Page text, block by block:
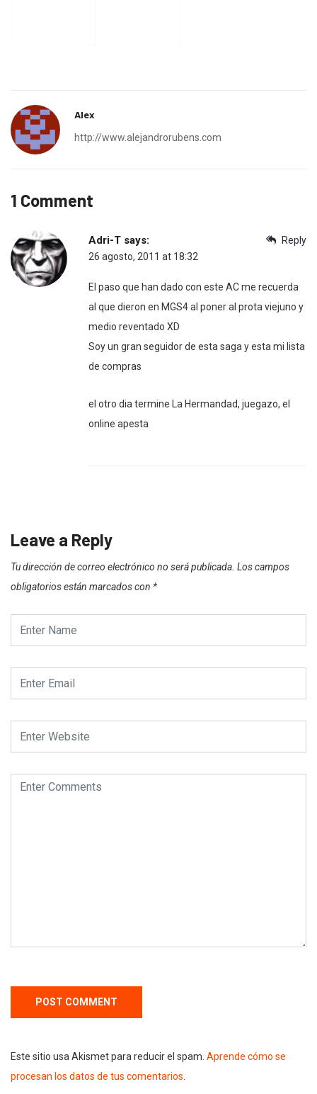
Alex
http://www.alejandrorubens.com
1 Comment
Reply
Adri-T says:
26 agosto, 2011 at 18:32
El paso que han dado con este AC me recuerda
al que dieron en MGS4 al poner al prota viejuno y
medio reventado XD
Soy un gran seguidor de esta saga y esta mi lista
de compras
el otro dia termine La Hermandad, juegazo, el
online apesta
Leave a Reply
Tu dirección de correo electrónico no será publicada. Los campos
obligatorios están marcados con *
Este sitio usa Akismet para reducir el spam. Aprende cómo se
procesan los datos de tus comentarios